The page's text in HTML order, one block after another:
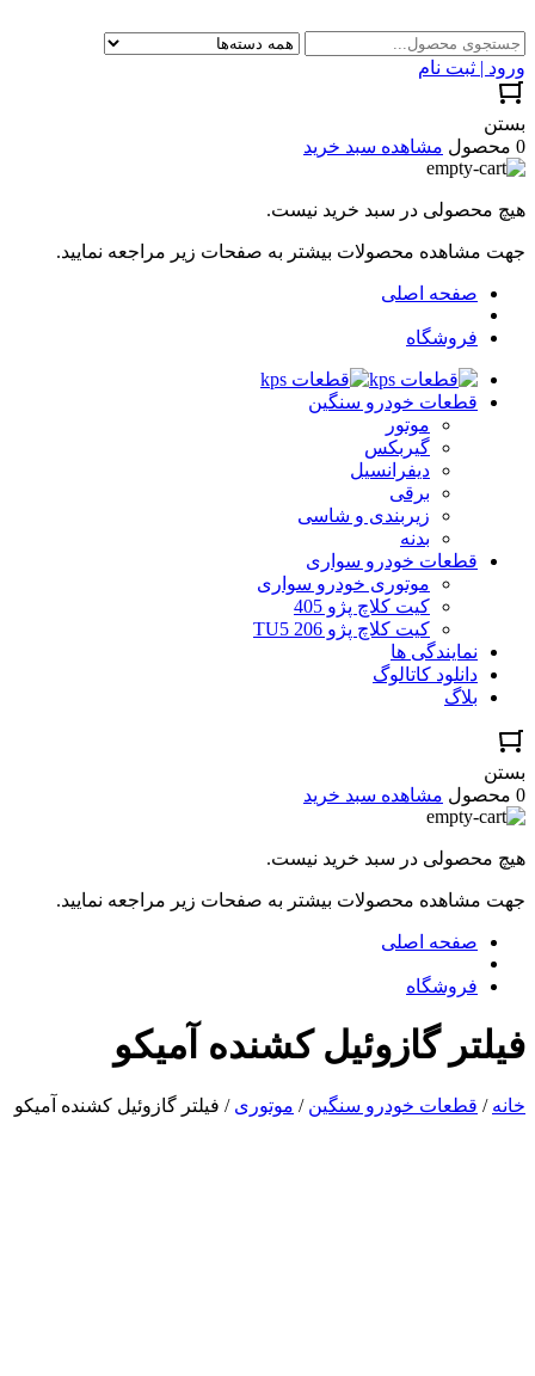
ورود | ثبت نام
بستن
0 محصول
مشاهده سبد خرید
هیچ محصولی در سبد خرید نیست.
جهت مشاهده محصولات بیشتر به صفحات زیر مراجعه نمایید.
صفحه اصلی
فروشگاه
قطعات خودرو سنگین
موتور
گیربکس
دیفرانسیل
برقی
زیربندی و شاسی
بدنه
قطعات خودرو سواری
موتوری خودرو سواری
کیت کلاچ پژو 405
کیت کلاچ پژو TU5 206
نمایندگی ها
دانلود کاتالوگ
بلاگ
بستن
0 محصول
مشاهده سبد خرید
هیچ محصولی در سبد خرید نیست.
جهت مشاهده محصولات بیشتر به صفحات زیر مراجعه نمایید.
صفحه اصلی
فروشگاه
فیلتر گازوئیل کشنده آمیکو
خانه / قطعات خودرو سنگین / موتوری / فیلتر گازوئیل کشنده آمیکو